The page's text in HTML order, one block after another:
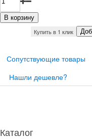
Купить в 1 клик
Сопутствующие товары
Нашли дешевле?
Каталог